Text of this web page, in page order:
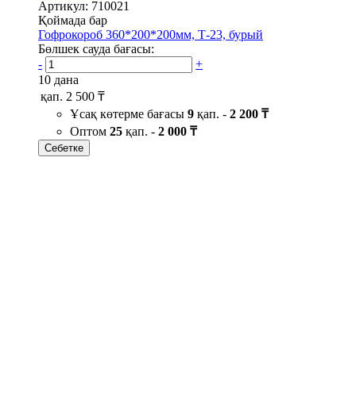
Артикул: 710021
Қоймада бар
Гофрокороб 360*200*200мм, Т-23, бурый
Бөлшек сауда бағасы:
-
+
10 дана
қап. 2 500 ₸
Ұсақ көтерме бағасы 9 қап. - 2 200 ₸
Оптом 25 қап. - 2 000 ₸
Себетке